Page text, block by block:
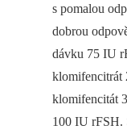
s pomalou
dobrou
dávku 75 IU
klomifencitrát
klomifencitát
100 IU rFSH.